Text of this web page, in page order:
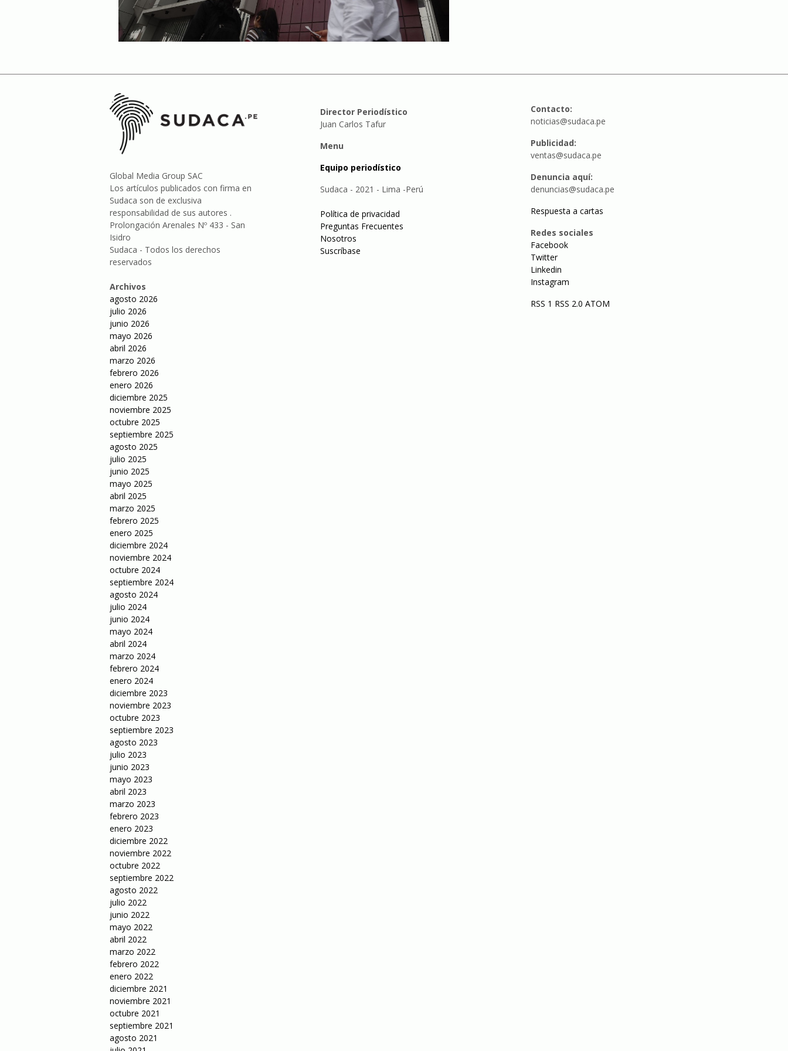
Global Media Group SAC
Los artículos publicados con firma en
Sudaca son de exclusiva
responsabilidad de sus autores .
Prolongación Arenales Nº 433 - San
Isidro
Sudaca - Todos los derechos
reservados
Archivos
agosto 2026
julio 2026
junio 2026
mayo 2026
abril 2026
marzo 2026
febrero 2026
enero 2026
diciembre 2025
noviembre 2025
octubre 2025
septiembre 2025
agosto 2025
julio 2025
junio 2025
mayo 2025
abril 2025
marzo 2025
febrero 2025
enero 2025
diciembre 2024
noviembre 2024
octubre 2024
septiembre 2024
agosto 2024
julio 2024
junio 2024
mayo 2024
abril 2024
marzo 2024
febrero 2024
enero 2024
diciembre 2023
noviembre 2023
octubre 2023
septiembre 2023
agosto 2023
julio 2023
junio 2023
mayo 2023
abril 2023
marzo 2023
febrero 2023
enero 2023
diciembre 2022
noviembre 2022
octubre 2022
septiembre 2022
agosto 2022
julio 2022
junio 2022
mayo 2022
abril 2022
marzo 2022
febrero 2022
enero 2022
diciembre 2021
noviembre 2021
octubre 2021
septiembre 2021
agosto 2021
Director Periodístico
Juan Carlos Tafur
Menu
Equipo periodístico
Sudaca - 2021 - Lima -Perú
Política de privacidad
Preguntas Frecuentes
Nosotros
Suscríbase
Contacto:
noticias@sudaca.pe
Publicidad:
ventas@sudaca.pe
Denuncia aquí:
denuncias@sudaca.pe
Respuesta a cartas
Redes sociales
Facebook
Twitter
Linkedin
Instagram
RSS 1 RSS 2.0 ATOM